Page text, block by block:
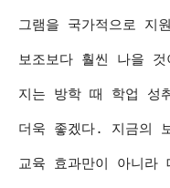
그램을 국가적으로 지
보조보다 훨씬 나을
지는 방학 때 학업 성
더욱 좋겠다. 지금의
교육 효과만이 아니라